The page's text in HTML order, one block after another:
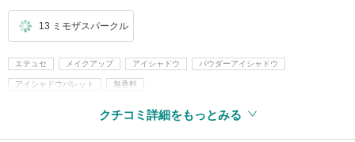
13 ミモザスパークル
エテュセ メイクアップ アイシャドウ パウダーアイシャドウ
アイシャドウパレット 無香料
クチコミ詳細をもっとみる